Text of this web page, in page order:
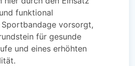
funktional
vorsorgt,
für gesunde
und eines erhöhten